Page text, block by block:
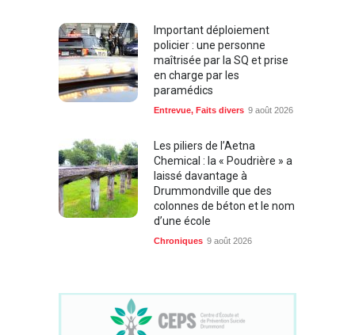
Important déploiement
policier : une personne
maîtrisée par la SQ et prise
en charge par les
paramédics
Entrevue, Faits divers 9 août 2026
Les piliers de l’Aetna
Chemical : la « Poudrière » a
laissé davantage à
Drummondville que des
colonnes de béton et le nom
d’une école
Chroniques 9 août 2026